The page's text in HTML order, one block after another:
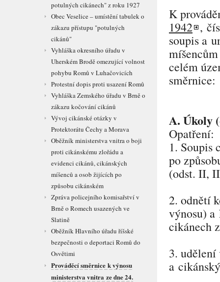
potulných cikánech" z roku 1927
Obec Veselice – umístění tabulek o
zákazu přístupu "potulných
cikánů"
Vyhláška okresního úřadu v
Uherském Brodě omezující volnost
pohybu Romů v Luhačovicích
Protestní dopis proti usazení Romů
Vyhláška Zemského úřadu v Brně o
zákazu kočování cikánů
Vývoj cikánské otázky v
Protektorátu Čechy a Morava
Oběžník ministerstva vnitra o boji
proti cikánskému zlořádu a
evidenci cikánů, cikánských
míšenců a osob žijících po
způsobu cikánském
Zpráva policejního komisařství v
Brně o Romech usazených ve
Slatině
Oběžník Hlavního úřadu říšské
bezpečnosti o deportaci Romů do
Osvětimi
Prováděcí směrnice k výnosu
ministerstva vnitra ze dne 24.
K
1942 ,
soupis a
celém
směrnice:
A. Úkoly
Opatření:
1. Soupis
po
(odst. II,
2. odnětí
výnosu)
cikánech
3.
a